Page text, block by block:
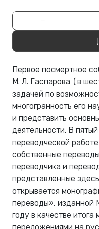
−
Первое посмертное
М. Л. Гаспарова (в
задачей по
многогранность его
и представить
деятельности. В
переводческой
собственные
переводчика и
представленные
открывается
переводы», изданной
году в качестве